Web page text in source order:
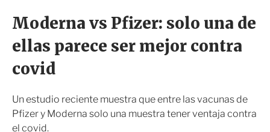
a
i
r
Moderna vs Pfizer: solo una de
ellas parece ser mejor contra
covid
Un estudio reciente muestra que entre las vacunas de
Pfizer y Moderna solo una muestra tener ventaja contra
el covid.